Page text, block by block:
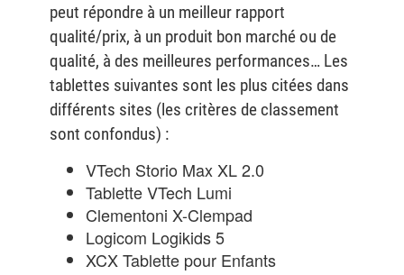
peut répondre à un meilleur rapport
qualité/prix, à un produit bon marché ou de
qualité, à des meilleures performances… Les
tablettes suivantes sont les plus citées dans
différents sites (les critères de classement
sont confondus) :
VTech Storio Max XL 2.0
Tablette VTech Lumi
Clementoni X-Clempad
Logicom Logikids 5
XCX Tablette pour Enfants